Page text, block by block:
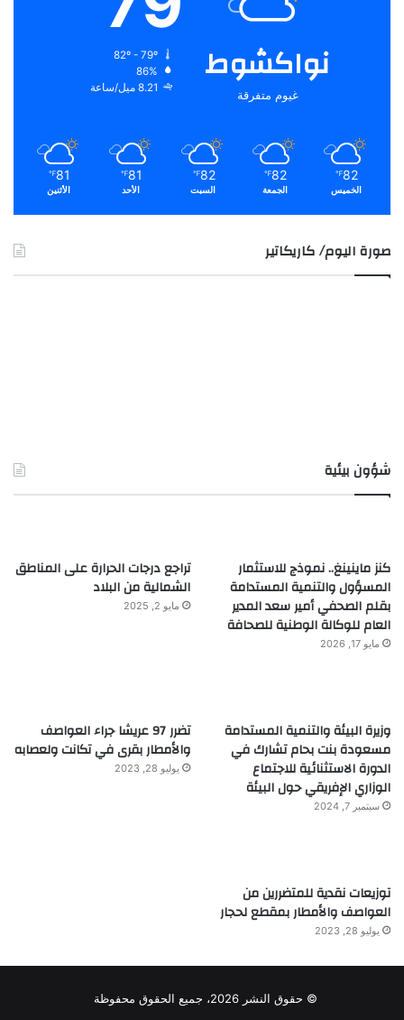
نواكشوط
غيوم متفرقة
86%
8.21 ميل/ساعة
82
℉
الخميس
82
℉
الجمعة
82
℉
السبت
81
℉
الأحد
81
℉
الأثنين
صورة اليوم/ كاريكاتير
شؤون بيئية
كنز ماينينغ.. نموذج للاستثمار
المسؤول والتنمية المستدامة
بقلم الصحفي أمير سعد المدير
العام للوكالة الوطنية للصحافة
مايو 17, 2026
تراجع درجات الحرارة على المناطق
الشمالية من البلاد
مايو 2, 2025
وزيرة البيئة والتنمية المستدامة
مسعودة بنت بحام تشارك في
الدورة الاستثنائية للاجتماع
الوزاري الإفريقي حول البيئة
سبتمبر 7, 2024
تضرر 97 عريشا جراء العواصف
والأمطار بقرى في تكانت ولعصابه
يوليو 28, 2023
توزيعات نقدية للمتضررين من
العواصف والأمطار بمقطع لحجار
يوليو 28, 2023
© حقوق النشر 2026، جميع الحقوق محفوظة